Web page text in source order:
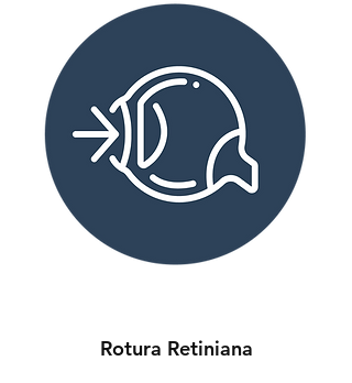
Rotura Retiniana